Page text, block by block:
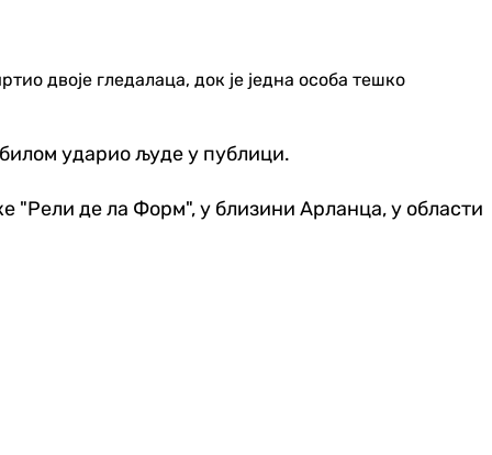
двоје гледалаца, док је једна особа тешко
ударио људе у публици.
"Рели де ла Форм", у близини Арланца, у области